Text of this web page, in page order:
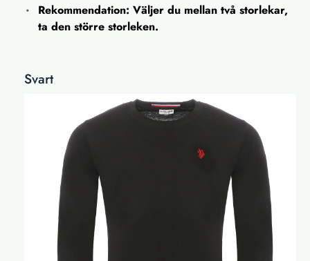
Rekommendation: Väljer du mellan två storlekar,
ta den större storleken.
Svart